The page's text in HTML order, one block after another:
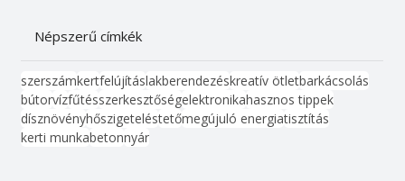
Népszerű címkék
szerszámkertfelújításlakberendezéskreatív ötletbarkácsolás
bútorvízfűtésszerkesztőségelektronikahasznos tippek
dísznövényhőszigeteléstetőmegújuló energiatisztítás
kerti munkabetonnyár